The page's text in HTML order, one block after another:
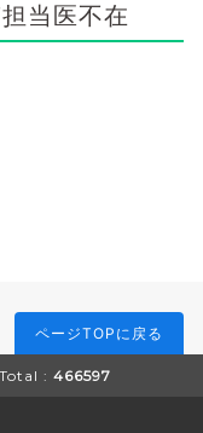
当医不在
ページTOPに戻る
: 466597